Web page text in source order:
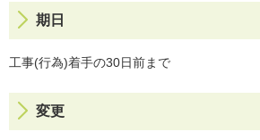
期日
工事(行為)着手の30日前まで
変更